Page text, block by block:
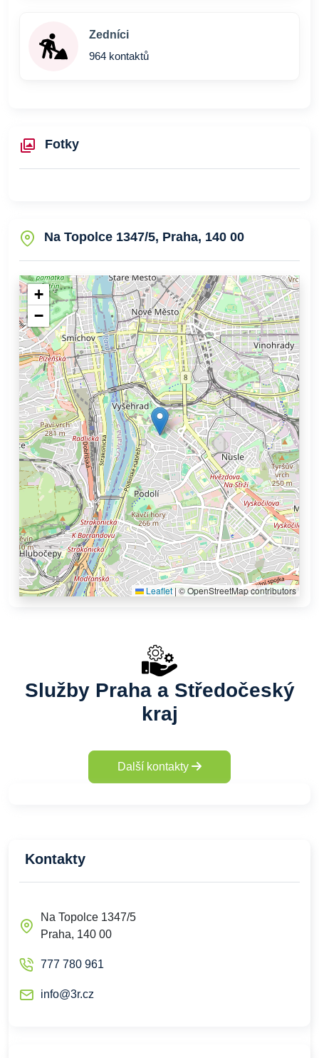
Zedníci
964 kontaktů
Fotky
Na Topolce 1347/5, Praha, 140 00
+
−
Leaflet | © OpenStreetMap contributors
Služby Praha a Středočeský
kraj
Další kontakty
Kontakty
Na Topolce 1347/5
Praha, 140 00
777 780 961
info@3r.cz